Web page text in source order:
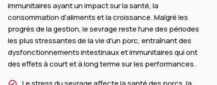
immunitaires ayant un impact sur la santé, la
consommation d'aliments et la croissance. Malgré les
progrès de la gestion, le sevrage reste l'une des périodes
les plus stressantes de la vie d'un porc, entraînant des
dysfonctionnements intestinaux et immunitaires qui ont
des effets à court et à long terme sur les performances.